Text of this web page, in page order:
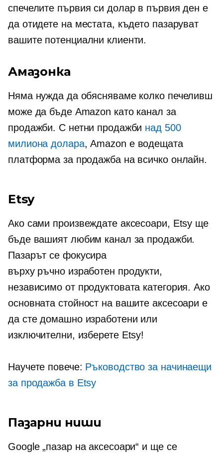
спечелите първия си долар в първия ден е
да отидете на местата, където пазаруват
вашите потенциални клиенти.
Амазонка
Няма нужда да обясняваме колко печеливш
може да бъде Amazon като канал за
продажби. С нетни продажби над 500
милиона долара, Amazon е водещата
платформа за продажба на всичко онлайн.
Etsy
Ако сами произвеждате аксесоари, Etsy ще
бъде вашият любим канал за продажби.
Пазарът се фокусира
върху ръчно изработен продукти,
независимо от продуктовата категория. Ако
основната стойност на вашите аксесоари е
да сте домашно изработени или
изключителни, изберете Etsy!
Научете повече: Ръководство за начинаещи
за продажба в Etsy
Пазарни ниши
Google „пазар на аксесоари“ и ще се